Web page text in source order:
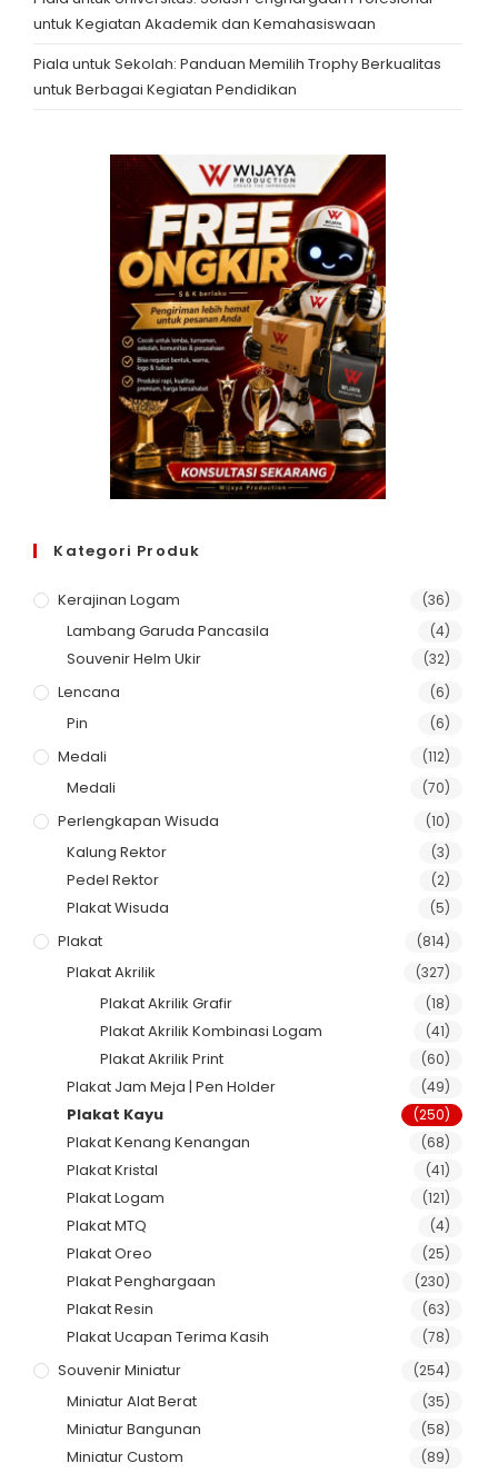
untuk Kegiatan Akademik dan Kemahasiswaan
Piala untuk Sekolah: Panduan Memilih Trophy Berkualitas
untuk Berbagai Kegiatan Pendidikan
Kategori Produk
Kerajinan Logam (36)
Lambang Garuda Pancasila (4)
Souvenir Helm Ukir (32)
Lencana (6)
Pin (6)
Medali (112)
Medali (70)
Perlengkapan Wisuda (10)
Kalung Rektor (3)
Pedel Rektor (2)
Plakat Wisuda (5)
Plakat (814)
Plakat Akrilik (327)
Plakat Akrilik Grafir (18)
Plakat Akrilik Kombinasi Logam (41)
Plakat Akrilik Print (60)
Plakat Jam Meja | Pen Holder (49)
Plakat Kayu (250)
Plakat Kenang Kenangan (68)
Plakat Kristal (41)
Plakat Logam (121)
Plakat MTQ (4)
Plakat Oreo (25)
Plakat Penghargaan (230)
Plakat Resin (63)
Plakat Ucapan Terima Kasih (78)
Souvenir Miniatur (254)
Miniatur Alat Berat (35)
Miniatur Bangunan (58)
Miniatur Custom (89)